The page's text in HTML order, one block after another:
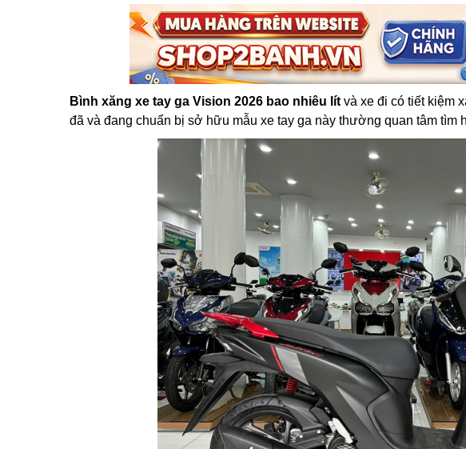
Bình xăng xe tay ga Vision 2026 bao nhiêu lít và xe đi có tiết kiệm
đã và đang chuẩn bị sở hữu mẫu xe tay ga này thường quan tâm tìm